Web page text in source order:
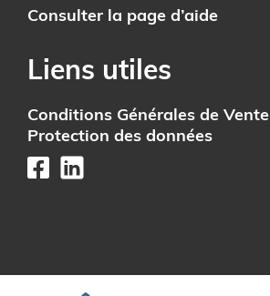
Consulter la page d’aide
Liens utiles
Conditions Générales de Vente
Protection des données